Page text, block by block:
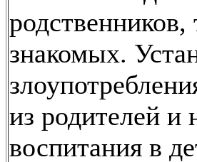
знакомых.
из родителей и
воспитания в